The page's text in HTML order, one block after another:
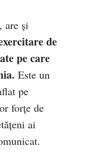
are și
de
pe care
Este un
pe
forțe de
ai